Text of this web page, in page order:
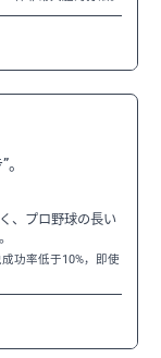
、プロ野球の長い
功率低于10%，即使